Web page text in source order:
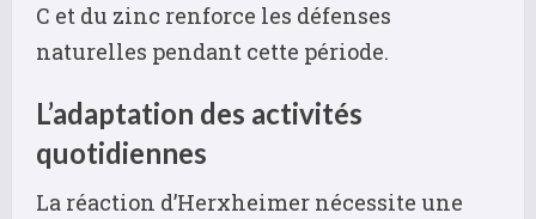
C et du zinc renforce les défenses
naturelles pendant cette période.
L’adaptation des activités
quotidiennes
La réaction d’Herxheimer nécessite une